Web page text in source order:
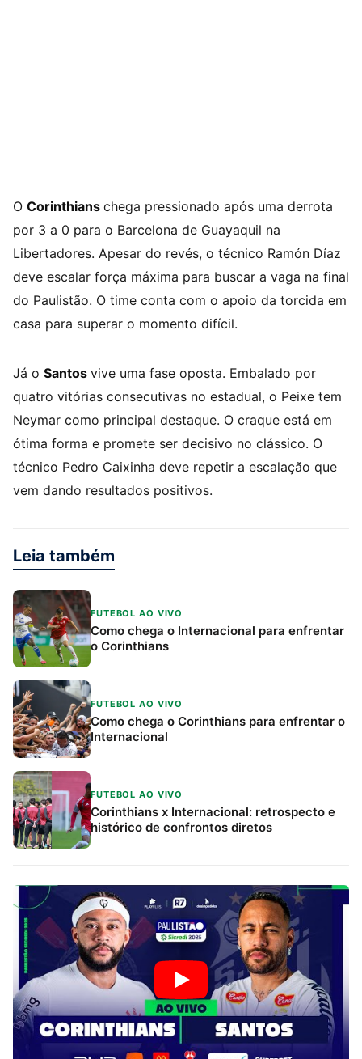
O Corinthians chega pressionado após uma derrota
por 3 a 0 para o Barcelona de Guayaquil na
Libertadores. Apesar do revés, o técnico Ramón Díaz
deve escalar força máxima para buscar a vaga na final
do Paulistão. O time conta com o apoio da torcida em
casa para superar o momento difícil.
Já o Santos vive uma fase oposta. Embalado por
quatro vitórias consecutivas no estadual, o Peixe tem
Neymar como principal destaque. O craque está em
ótima forma e promete ser decisivo no clássico. O
técnico Pedro Caixinha deve repetir a escalação que
vem dando resultados positivos.
Leia também
FUTEBOL AO VIVO
Como chega o Internacional para enfrentar
o Corinthians
FUTEBOL AO VIVO
Como chega o Corinthians para enfrentar o
Internacional
FUTEBOL AO VIVO
Corinthians x Internacional: retrospecto e
histórico de confrontos diretos